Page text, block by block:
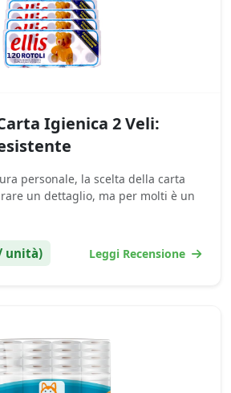
Igienica 2 Veli:
personale, la scelta della carta
un dettaglio, ma per molti è un
unità) Leggi Recensione